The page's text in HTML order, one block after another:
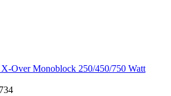
Over Monoblock 250/450/750 Watt